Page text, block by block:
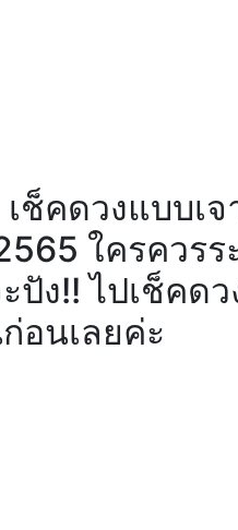
ช็คดวงแบบเ
ใครควรร
ปัง!! ไปเช็คด
อนเลยค่ะ